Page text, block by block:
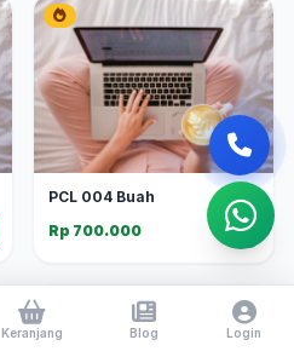
PCL 004 Buah
Rp 700.000
Keranjang Blog Login